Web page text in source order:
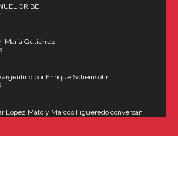
ORIBE
María Gutiérrez
argentino por Enrique Scheinsohn
López Mato y Marcos Figueredo conversan